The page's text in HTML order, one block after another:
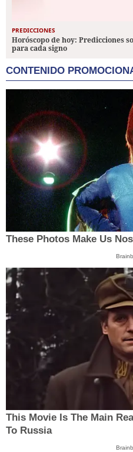
PREDICCIONES
Horóscopo de hoy: Predicciones
para cada signo
CONTENIDO
These Photos Make Us
This Movie Is The Main
To Russia